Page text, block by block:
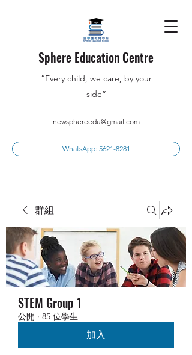
Sphere Education Centre
”Every child, we care, by your
side”
newsphereedu@gmail.com
WhatsApp: 5621-8281
群組
STEM Group 1
公開 · 85 位學生
加入